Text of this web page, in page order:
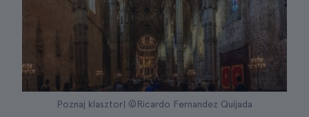
Poznaj klasztor| ©Ricardo Fernandez Quijada